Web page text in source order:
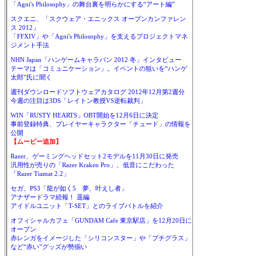
「Agni's Philosophy」の舞台裏を明らかにする“アート編”
スクエニ、「スクウェア・エニックス オープンカンファレン
ス 2012」
「FFXIV」や「Agni's Philosophy」を支えるプロジェクトマネ
ジメント手法
NHN Japan「ハンゲームキャラバン 2012 冬」インタビュー
テーマは「コミュニケーション」。イベントの狙いを“ハンゲ
太郎”氏に聞く
週刊ダウンロードソフトウェアカタログ 2012年12月第2週分
今週の注目は3DS「レイトン教授VS逆転裁判」
WIN「RUSTY HEARTS」OBT開始を12月6日に決定
事前登録特典、プレイヤーキャラクター「チュード」の情報を
公開
【ムービー追加】
Razer、ゲーミングヘッドセット2モデルを11月30日に発売
汎用性が売りの「Razer Kraken Pro」、低音にこだわった
「Razer Tiamat 2.2」
セガ、PS3「龍が如く5 夢、叶えし者」
アナザードラマ続報！ 遥編
アイドルユニット「T-SET」とのライブバトルを紹介
オフィシャルカフェ「GUNDAM Cafe 東京駅店」を12月20日に
オープン
赤レンガをイメージした「シリコンスター」や「プチグラス」
など“赤い”グッズが勢揃い